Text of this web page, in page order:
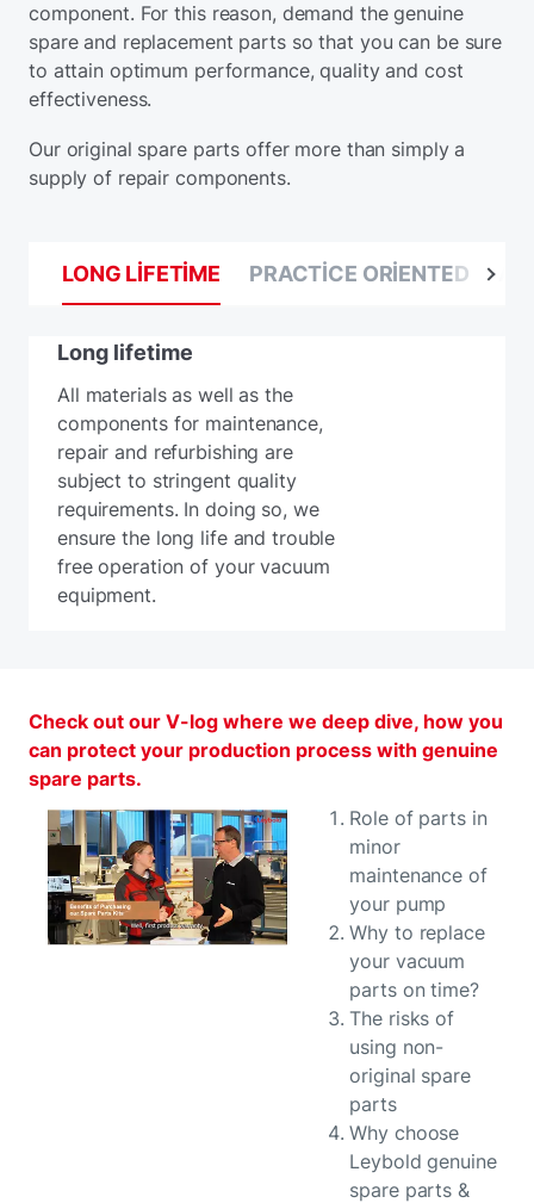
component. For this reason, demand the genuine
spare and replacement parts so that you can be sure
to attain optimum performance, quality and cost
effectiveness.
Our original spare parts offer more than simply a
supply of repair components.
LONG LIFETIME PRACTICE ORIENTED
Long lifetime
All materials as well as the
components for maintenance,
repair and refurbishing are
subject to stringent quality
requirements. In doing so, we
ensure the long life and trouble
free operation of your vacuum
equipment.
Check out our V-log where we deep dive, how you
can protect your production process with genuine
spare parts.
Role of parts in
minor
maintenance of
your pump
Why to replace
your vacuum
parts on time?
The risks of
using non-
original spare
parts
Why choose
Leybold genuine
spare parts &